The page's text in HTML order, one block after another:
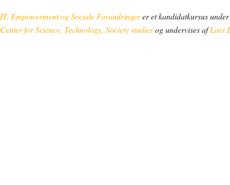
IT, Empowerment og Sociale Forandringerer et kandidatkursus
Center for Science, Technology, Society studiesog undervises afLars